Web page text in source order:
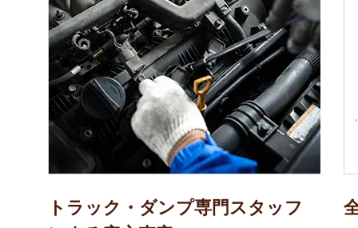
トラック・ダンプ専門スタッフ